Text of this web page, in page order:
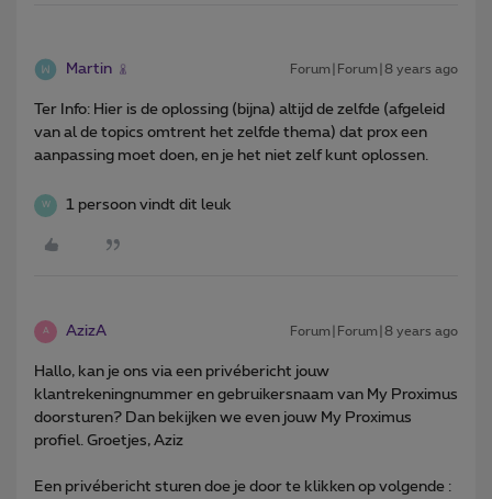
Martin Forum|Forum|8 years ago
Ter Info: Hier is de oplossing (bijna) altijd de zelfde (afgeleid
van al de topics omtrent het zelfde thema) dat prox een
aanpassing moet doen, en je het niet zelf kunt oplossen.
W 1 persoon vindt dit leuk
A AzizA Forum|Forum|8 years ago
Hallo, kan je ons via een privébericht jouw
klantrekeningnummer en gebruikersnaam van My Proximus
doorsturen? Dan bekijken we even jouw My Proximus
profiel. Groetjes, Aziz
Een privébericht sturen doe je door te klikken op volgende :